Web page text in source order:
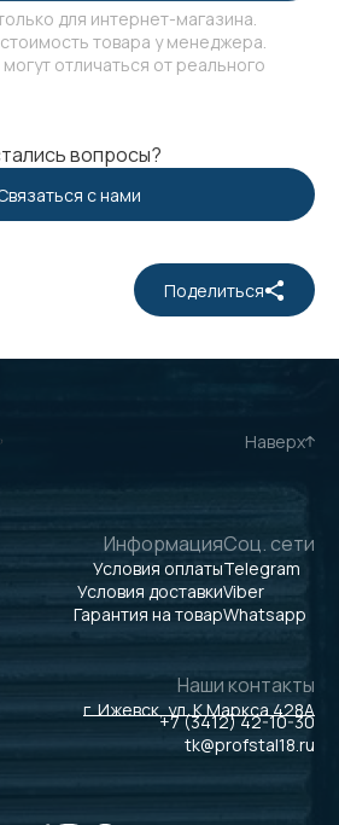
для интернет-магазина.
товара у менеджера.
отличаться от реального
вопросы?
с нами
Поделиться
Наверх
Информация
Условия оплаты
Условия доставки
Гарантия на товар
Соц. сети
Telegram
Viber
Whatsapp
Наши контакты
г. Ижевск, ул. К.Маркса 428А
+7 (3412) 42-10-30
tk@profstal18.ru